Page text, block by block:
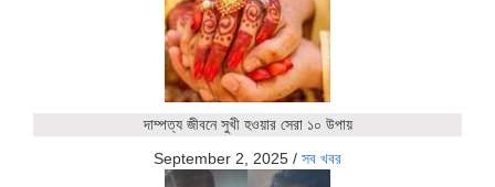
দাম্পত্য জীবনে সুখী হওয়ার সেরা ১০ উপায়
September 2, 2025 / সব খবর